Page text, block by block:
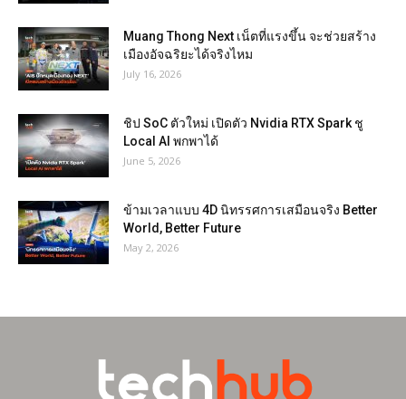
Muang Thong Next เน็ตที่แรงขึ้น จะช่วยสร้าง
เมืองอัจฉริยะได้จริงไหม
July 16, 2026
ชิป SoC ตัวใหม่ เปิดตัว Nvidia RTX Spark ชู
Local AI พกพาได้
June 5, 2026
ข้ามเวลาแบบ 4D นิทรรศการเสมือนจริง Better
World, Better Future
May 2, 2026